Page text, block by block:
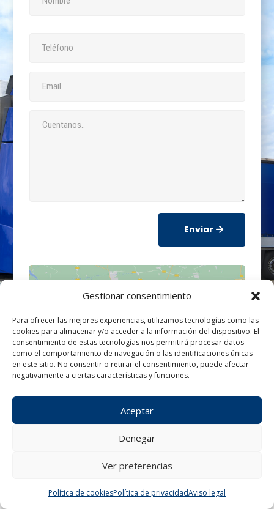
Gestionar consentimiento
Para ofrecer las mejores experiencias, utilizamos tecnologías como las
cookies para almacenar y/o acceder a la información del dispositivo. El
consentimiento de estas tecnologías nos permitirá procesar datos
como el comportamiento de navegación o las identificaciones únicas
en este sitio. No consentir o retirar el consentimiento, puede afectar
negativamente a ciertas características y funciones.
Aceptar
Denegar
Ver preferencias
Política de cookiesPolítica de privacidadAviso legal
Enviar
Haz clic para aceptar cookies de
marketing y permitir este contenido
¿Tienes alguna consulta?